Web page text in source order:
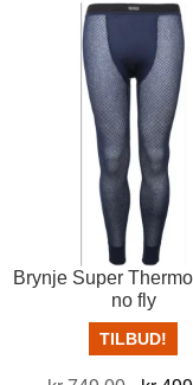
Brynje Super
no fly
TILBUD!